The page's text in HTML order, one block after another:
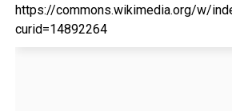
https://commons.wikimedia.org/w/
curid=14892264